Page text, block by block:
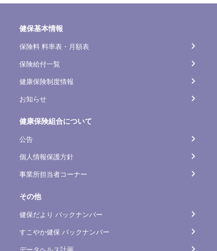
健保基本情報
保険料 料率表・月額表
保険給付一覧
健康保険制度情報
お知らせ
健康保険組合について
公告
個人情報保護方針
事業所担当者コーナー
その他
健保だより バックナンバー
すこやか健保 バックナンバー
データヘルス計画